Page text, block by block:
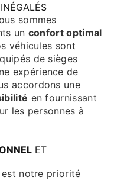
INÉGALÉS
sommes
un confort optimal
véhicules sont
de sièges
expérience de
accordons une
en fournissant
les personnes à
ET
notre priorité